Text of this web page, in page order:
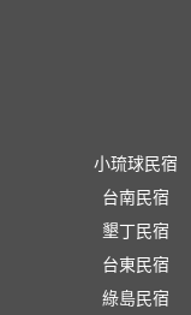
小琉球民宿
台南民宿
墾丁民宿
台東民宿
綠島民宿